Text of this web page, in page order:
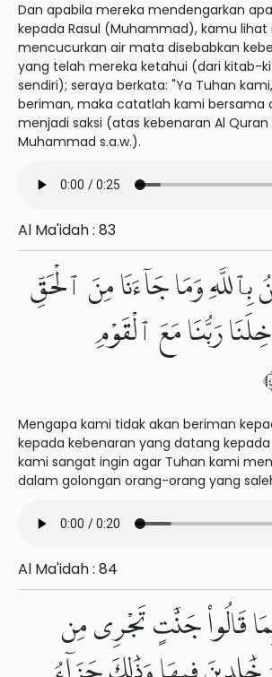
Dan apabila mereka mendengarkan
kepada Rasul (Muhammad), kamu
mencucurkan air mata disebabkan
yang telah mereka ketahui (dari kitab-
sendiri); seraya berkata: "Ya Tuhan
beriman, maka catatlah kami bersama
menjadi saksi (atas kebenaran Al
Muhammad s.a.w.).
Al Ma'idah : 83
بِٱللَّهِ وَمَا جَآءَنَا مِنَ ٱلْحَقِّ
رَبُّنَا مَعَ ٱلْقَوْمِ
Mengapa kami tidak akan beriman
kepada kebenaran yang datang
kami sangat ingin agar Tuhan kami
dalam golongan orang-orang yang
Al Ma'idah : 84
قَالُوا۟ جَنَّٰتٍ تَجْرِى مِن